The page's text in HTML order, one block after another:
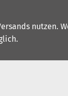
nutzen.